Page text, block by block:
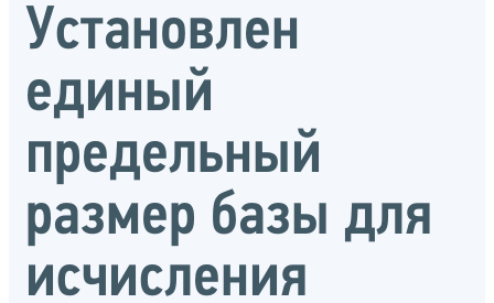
Установлен
единый
предельный
размер базы для
исчисления